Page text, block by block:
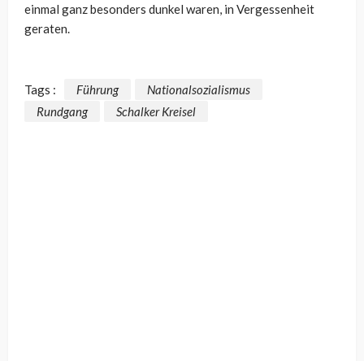
einmal ganz besonders dunkel waren, in Vergessenheit
geraten.
Tags : Führung
Nationalsozialismus
Rundgang
Schalker Kreisel